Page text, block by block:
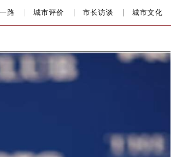
路 城市评价 市长访谈 城市文化